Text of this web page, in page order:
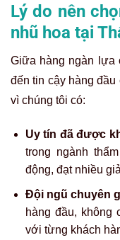
Lý do nên
nhũ hoa tại
Giữa hàng ngàn lựa
đến tin cậy hàng
vì chúng tôi có:
Uy tín đã được
trong ngành
động, đạt nhiều
Đội ngũ chuyên
hàng đầu, không
với từng khách